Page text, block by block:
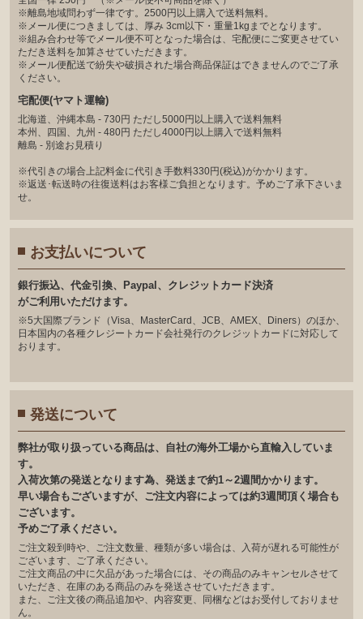
※離島地域問わず一律です。2500円以上購入で送料無料。
※メール便につきましては、厚み 3cm以下・重量1kgまでとなります。
※組み合わせ等でメール便不可となった場合は、宅配便にご変更させてい
ただき送料を加算させていただきます。
※メール便配送で紛失や破損された場合商品保証はできませんのでご了承
ください。
宅配便(ヤマト運輸)
北海道、沖縄本島 - 730円 ただし5000円以上購入で送料無料
本州、四国、九州 - 480円 ただし4000円以上購入で送料無料
離島 - 別途お見積り
※代引きの場合上記料金に代引き手数料330円(税込)がかかります。
※返送･転送時の往復送料はお客様ご負担となります。予めご了承下さいま
せ。
お支払いについて
銀⾏振込、代⾦引換、Paypal、クレジットカード決済
がご利⽤いただけます。
※5大国際ブランド（Visa、MasterCard、JCB、AMEX、Diners）のほか、
日本国内の各種クレジートカード会社発行のクレジットカードに対応して
おります。
発送について
弊社が取り扱っている商品は、自社の海外工場から直輸入していま
す。
入荷次第の発送となります為、発送まで約1～2週間かかります。
早い場合もございますが、ご注文内容によっては約3週間頂く場合も
ございます。
予めご了承ください。
ご注文殺到時や、ご注文数量、種類が多い場合は、入荷が遅れる可能性が
ございます、ご了承ください。
ご注文商品の中に欠品があった場合には、その商品のみキャンセルさせて
いただき、在庫のある商品のみを発送させていただきます。
また、ご注文後の商品追加や、内容変更、同梱などはお受付しておりませ
ん。